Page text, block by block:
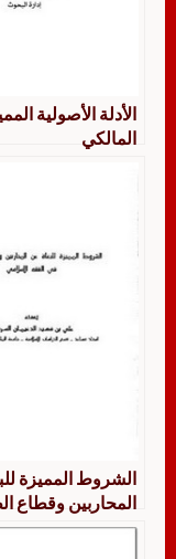
الأدلة الأصولية
المالكي
الشروط المميزة
المحاربين وقطاع
الفقه الإسلامي